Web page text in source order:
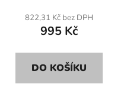
822,31 Kč bez DPH
995 Kč
DO KOŠÍKU